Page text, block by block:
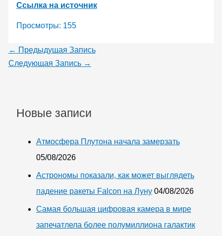
Ссылка на источник
Просмотры: 155
← Предыдущая Запись
Следующая Запись →
Новые записи
Атмосфера Плутона начала замерзать
05/08/2026
Астрономы показали, как может выглядеть
падение ракеты Falcon на Луну 04/08/2026
Самая большая цифровая камера в мире
запечатлела более полумиллиона галактик